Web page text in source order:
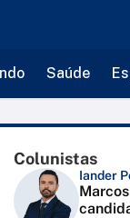
Saúde
Colunistas
Iander